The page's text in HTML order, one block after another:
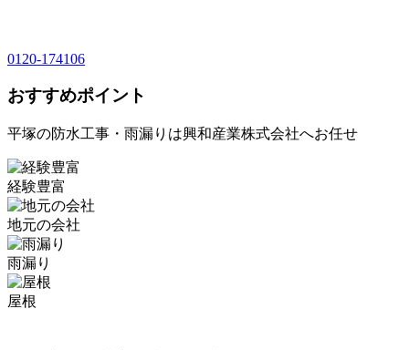
0120-174106
おすすめポイント
平塚の防水工事・雨漏りは興和産業株式会社へお任せ
経験豊富
地元の会社
雨漏り
屋根